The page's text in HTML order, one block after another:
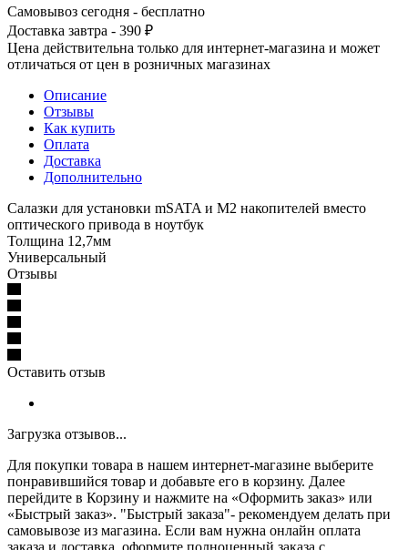
Самовывоз сегодня - бесплатно
Доставка завтра - 390 ₽
Цена действительна только для интернет-магазина и может
отличаться от цен в розничных магазинах
Описание
Отзывы
Как купить
Оплата
Доставка
Дополнительно
Cалазки для установки mSATA и M2 накопителей вместо
оптического привода в ноутбук
Толщина 12,7мм
Универсальный
Отзывы
Оставить отзыв
Загрузка отзывов...
Для покупки товара в нашем интернет-магазине выберите
понравившийся товар и добавьте его в корзину. Далее
перейдите в Корзину и нажмите на «Оформить заказ» или
«Быстрый заказ». "Быстрый заказа"- рекомендуем делать при
самовывозе из магазина. Если вам нужна онлайн оплата
заказа и доставка, оформите полноценный заказа с